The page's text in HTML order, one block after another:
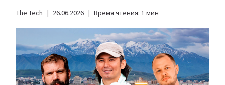
The Tech 26.06.2026 Время чтения: 1 мин